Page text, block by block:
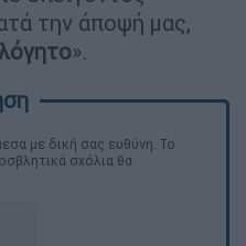
σχόλια θα